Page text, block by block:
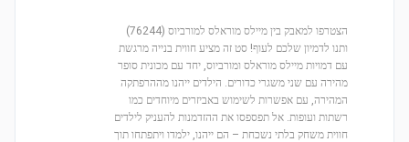
הצטרפו למאבק בין מיילס מוראלס למורביוס (76244)
ותנו לדמיון שלכם לעוף! סט זה מציע חווית בנייה מרגשת
עם דמויות מיילס מוראלס ומורביוס, יחד עם מכונית סופר
מהירה עם שני משגרי כדורים. הילדים ייהנו מההרפתקה
המהירה, עם אפשרות לשימוש באביזרים מיוחדים כמו
רשתות ועופות. אל תפספסו את ההזדמנות להעניק לילדים
חווית משחק בלתי נשכחת – הם ייהנו, ילמדו ויתפתחו תוך